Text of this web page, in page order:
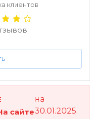
клиентов
сайте
на
30.01.2025.